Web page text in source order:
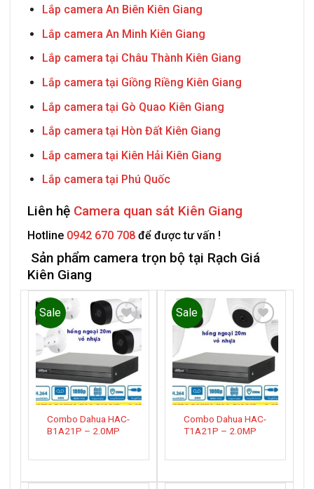
Lắp camera An Biên Kiên Giang
Lắp camera An Minh Kiên Giang
Lắp camera tại Châu Thành Kiên Giang
Lắp camera tại Giồng Riềng Kiên Giang
Lắp camera tại Gò Quao Kiên Giang
Lắp camera tại Hòn Đất Kiên Giang
Lắp camera tại Kiên Hải Kiên Giang
Lắp camera tại Phú Quốc
Liên hệ Camera quan sát Kiên Giang
Hotline 0942 670 708 để được tư vấn !
Sản phẩm camera trọn bộ tại Rạch Giá
Kiên Giang
Sale
Add to
wishlist
Combo Dahua HAC-
B1A21P – 2.0MP
Sale
Add to
wishlist
Combo Dahua HAC-
T1A21P – 2.0MP